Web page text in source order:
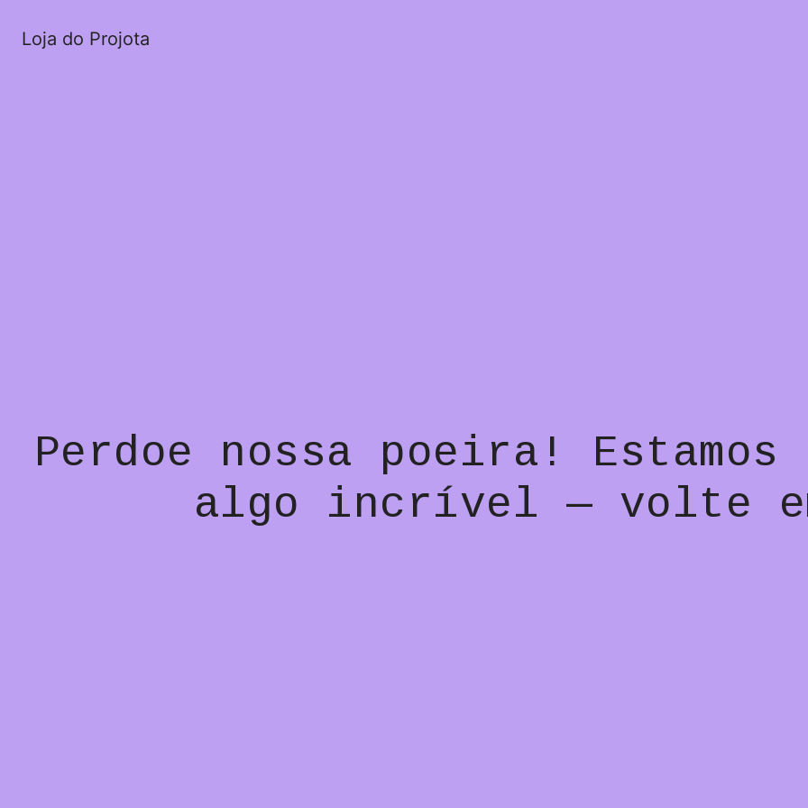
Loja do Projota
Perdoe nossa poeira! Estamos
algo incrível — volte